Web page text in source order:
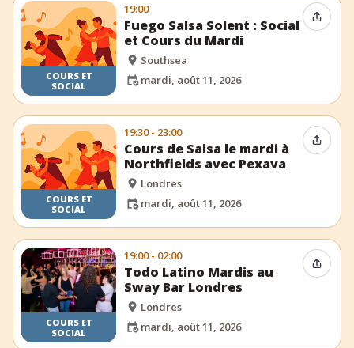
COURS ET
SOCIAL
19:00
Fuego Salsa Solent : Social
et Cours du Mardi
Southsea
mardi, août 11, 2026
COURS ET
SOCIAL
19:30 - 23:00
Cours de Salsa le mardi à
Northfields avec Pexava
Londres
mardi, août 11, 2026
COURS ET
SOCIAL
19:00 - 02:00
Todo Latino Mardis au
Sway Bar Londres
Londres
mardi, août 11, 2026